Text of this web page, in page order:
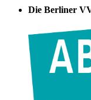
Die Berliner